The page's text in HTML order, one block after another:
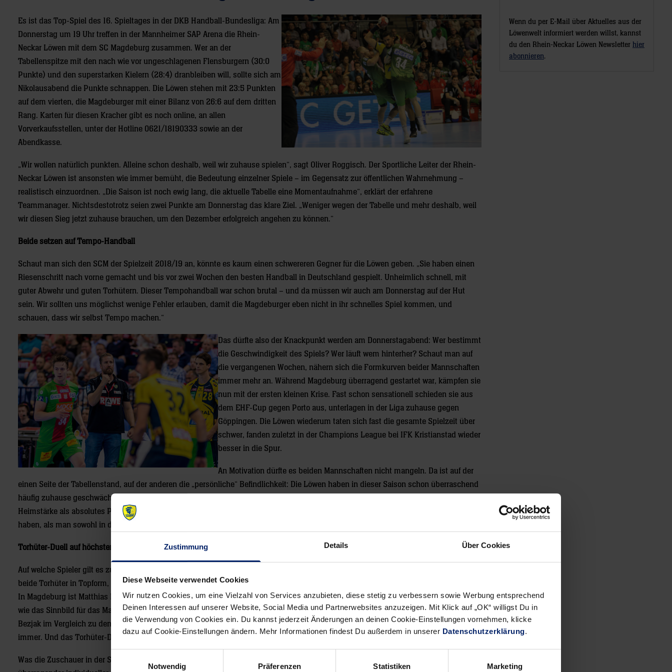
Zustimmung Details Über Cookies
Diese Webseite verwendet Cookies
Wir nutzen Cookies, um eine Vielzahl von Services anzubieten, diese stetig zu verbessern sowie Werbung entsprechend
Deinen Interessen auf unserer Website, Social Media und Partnerwebsites anzuzeigen. Mit Klick auf „OK“ willigst Du in
die Verwendung von Cookies ein. Du kannst jederzeit Änderungen an deinen Cookie-Einstellungen vornehmen, klicke
dazu auf Cookie-Einstellungen ändern. Mehr Informationen findest Du außerdem in unserer Datenschutzerklärung.
Notwendig
Präferenzen Statistiken Marketing
Es ist das Top-Spiel des 16. Spieltages in der DKB Handball-Bundesliga: Am
Donnerstag um 19 Uhr treffen in der Mannheimer SAP Arena die Rhein-
Neckar Löwen mit dem SC Magdeburg zusammen. Wer an der
Tabellenspitze mit den nach wie vor ungeschlagenen Flensburgern (30:0
Punkte) und den superstarken Kielern (28:4) dranbleiben will, sollte sich am
Nikolausabend die Punkte schnappen. Die Löwen stehen mit 23:5 Punkten
auf dem vierten, die Magdeburger mit einer Bilanz von 26:6 auf dem dritten
Rang. Karten für diesen Kracher gibt es noch online, an allen
Vorverkaufsstellen, unter der Hotline 0621/18190333 sowie an der
Abendkasse.
„Wir wollen natürlich punkten. Alleine schon deshalb, weil wir zuhause spielen“, sagt Oliver Roggisch. Der Sportliche Leiter der Rhein-
Neckar Löwen ist ansonsten wie immer bemüht, die Bedeutung einzelner Spiele – im Gegensatz zur öffentlichen Wahrnehmung –
realistisch einzuordnen. „Die Saison ist noch ewig lang, die aktuelle Tabelle eine Momentaufnahme“, erklärt der erfahrene
Teammanager. Nichtsdestotrotz seien zwei Punkte am Donnerstag das klare Ziel. „Weniger wegen der Tabelle und mehr deshalb, weil
wir diesen Sieg jetzt zuhause brauchen, um den Dezember erfolgreich angehen zu können.“
Beide setzen auf Tempo-Handball
Schaut man sich den SCM der Spielzeit 2018/19 an, könnte es kaum einen schwereren Gegner für die Löwen geben. „Sie haben einen
Riesenschritt nach vorne gemacht und bis vor zwei Wochen den besten Handball in Deutschland gespielt. Unheimlich schnell, mit
guter Abwehr und guten Torhütern. Dieser Tempohandball war schon brutal – und da müssen wir auch am Donnerstag auf der Hut
sein. Wir sollten uns möglichst wenige Fehler erlauben, damit die Magdeburger eben nicht in ihr schnelles Spiel kommen, und
schauen, dass wir selbst Tempo machen.“
Das dürfte also der Knackpunkt werden am Donnerstagabend: Wer bestimmt
die Geschwindigkeit des Spiels? Wer läuft wem hinterher? Schaut man auf
die vergangenen Wochen, nähern sich die Formkurven beider Mannschaften
immer mehr an. Während Magdeburg überragend gestartet war, kämpfen sie
nun mit der ersten kleinen Krise. Fast schon sensationell schieden sie aus
dem EHF-Cup gegen Porto aus, unterlagen in der Liga zuhause gegen
Göppingen. Die Löwen wiederum taten sich fast die gesamte Spielzeit über
schwer, fanden zuletzt in der Champions League bei IFK Kristianstad wieder
besser in die Spur.
An Motivation dürfte es beiden Mannschaften nicht mangeln. Da ist auf der
einen Seite der Tabellenstand, auf der anderen die „persönliche“ Befindlichkeit: Die Löwen haben in dieser Saison schon überraschend
häufig zuhause geschwächelt, gegen Kiel und Veszprém verloren, gegen Leipzig einen Punkt abgegeben. Damit soll Schluss sein, die
Heimstärke als absolutes Plus wieder untermauert werden. In Magdeburg dürften sie noch die drei Vergleiche aus dem Vorjahr im Kopf
haben, als man sowohl in der Liga zweimal verlor, als auch im Halbfinale des DHB-Pokals gegen die Löwen das Nachsehen hatte.
Torhüter-Duell auf höchstem Niveau
Auf welche Spieler gilt es zu achten? Bei den Löwen stieg die Formkurve von Spielmacher Andy Schmid zuletzt wieder an, zeigten sich
beide Torhüter in Topform, spielten sich unter anderem Jerry Tollbring und Mads Mensah mit mutigen Leistungen in den Vordergrund.
In Magdeburg ist Matthias Musche als Top-Torjäger der HBL ein Kandidat, der unbedingt auf dem Zettel stehen sollte. Er ist so etwas
wie das Sinnbild für das Magdeburger Tempospiel. Kommt er ins Laufen, läuft es auch beim SCM. Zudem hat Spielmacher Marko
Bezjak im Vergleich zu den Vorjahren noch einmal nachgelegt in Sachen Spielführung. Ein Zweikampfmonster war er ohnehin schon
immer. Und das Torhüter-Duo Green/Quenstedt gehört ohnehin zum Besten, was man in der Ersten Liga finden kann.
Was die Zuschauer in der SAP Arena erwartet, sind zwei Spitzenteams mit
Wenn du per E-Mail über Aktuelles aus der
Löwenwelt informiert werden willst, kannst
du den Rhein-Neckar Löwen Newsletter hier
abonnieren.